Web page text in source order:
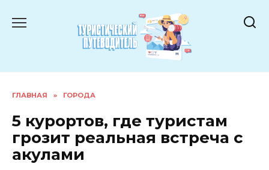
ГЛАВНАЯ » ГОРОДА
5 курортов, где туристам
грозит реальная встреча с
акулами